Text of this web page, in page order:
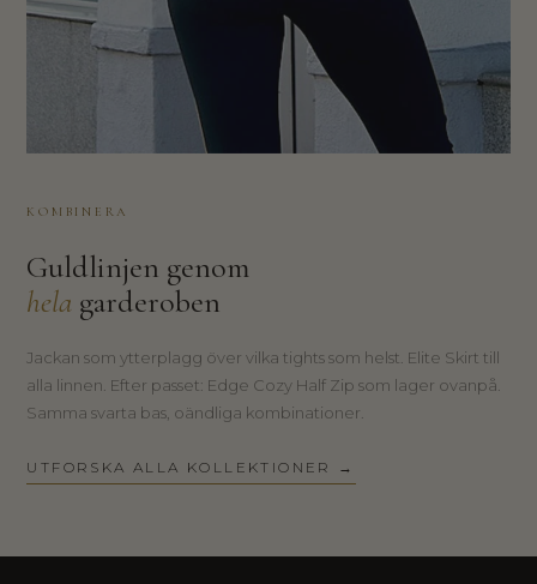
KOMBINERA
Guldlinjen genom
hela garderoben
Jackan som ytterplagg över vilka tights som helst. Elite Skirt till
alla linnen. Efter passet: Edge Cozy Half Zip som lager ovanpå.
Samma svarta bas, oändliga kombinationer.
UTFORSKA ALLA KOLLEKTIONER →